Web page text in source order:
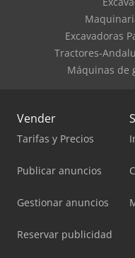
Excavadoras
Tractores-
Máquinas de
Vender
Tarifas y Precios
Publicar anuncios
Gestionar anuncios
Reservar publicidad